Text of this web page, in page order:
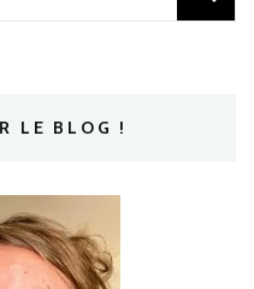
LE BLOG !